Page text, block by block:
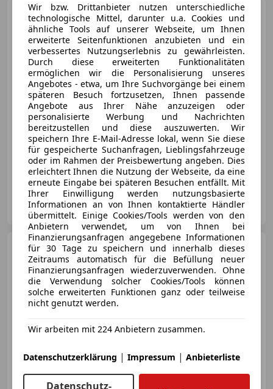
Porsche CayenneII 3,0
Diesel Aut.
€ 26 890
01/2012 168 000 km Diesel
180 kW (245 PS)
FINANZIERUNG OHNE ANZAHLUNG MÖGLICH! FRAGEN SIE UNS!!
TCS Automobile
AT-9500 Villach / Zauchen
Porsche 991GT3 911
Wir bzw. Drittanbieter nutzen unterschiedliche
technologische Mittel, darunter u.a. Cookies und
ähnliche Tools auf unserer Webseite, um Ihnen
erweiterte Seitenfunktionen anzubieten und ein
verbessertes Nutzungserlebnis zu gewährleisten.
Durch diese erweiterten Funktionalitäten
ermöglichen wir die Personalisierung unseres
Angebotes - etwa, um Ihre Suchvorgänge bei einem
späteren Besuch fortzusetzen, Ihnen passende
Angebote aus Ihrer Nähe anzuzeigen oder
personalisierte Werbung und Nachrichten
bereitzustellen und diese auszuwerten. Wir
speichern Ihre E-Mail-Adresse lokal, wenn Sie diese
für gespeicherte Suchanfragen, Lieblingsfahrzeuge
oder im Rahmen der Preisbewertung angeben. Dies
erleichtert Ihnen die Nutzung der Webseite, da eine
erneute Eingabe bei späteren Besuchen entfällt. Mit
Ihrer Einwilligung werden nutzungsbasierte
Informationen an von Ihnen kontaktierte Händler
übermittelt. Einige Cookies/Tools werden von den
Anbietern verwendet, um von Ihnen bei
Finanzierungsanfragen angegebene Informationen
für 30 Tage zu speichern und innerhalb dieses
Zeitraums automatisch für die Befüllung neuer
Finanzierungsanfragen wiederzuverwenden. Ohne
die Verwendung solcher Cookies/Tools können
solche erweiterten Funktionen ganz oder teilweise
nicht genutzt werden.
Wir arbeiten mit 224 Anbietern zusammen.
Datenschutzerklärung | Impressum | Anbieterliste
Datenschutz-